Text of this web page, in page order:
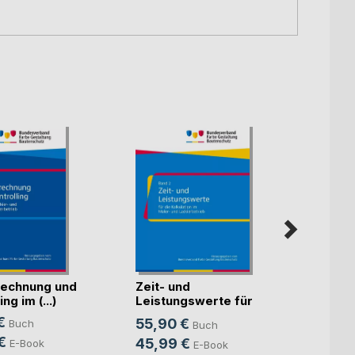
und
im (...)
Buch
E-Book
Zeit- und
Leistungswerte für
die K(...)
55,90 € Buch
45,99 € E-Book